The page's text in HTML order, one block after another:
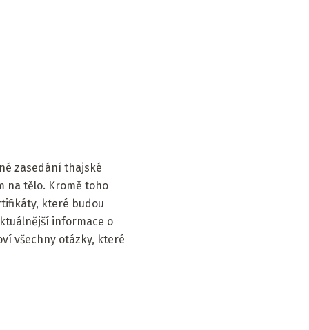
zasedání thajské
na tělo. Kromě toho
které budou
informace o
všechny otázky, které